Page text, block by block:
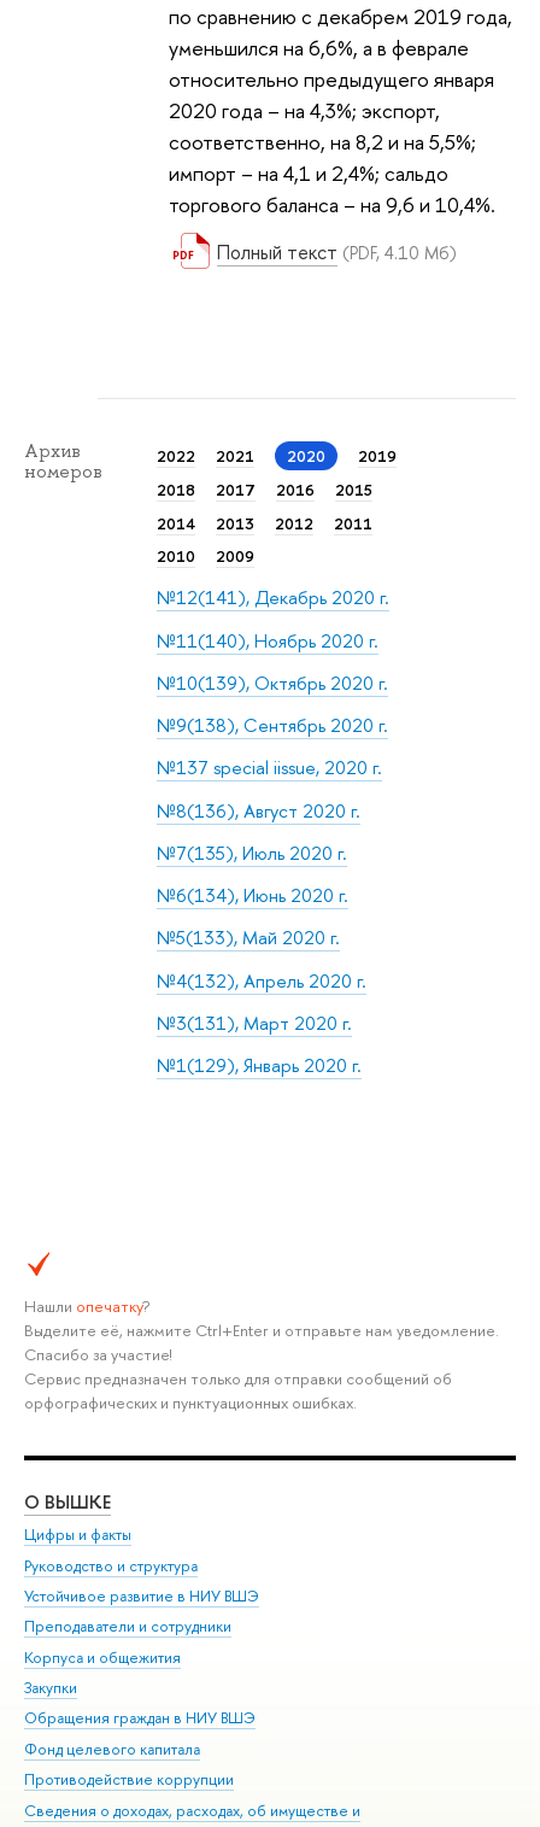
по сравнению с декабрем 2019 года,
уменьшился на 6,6%, а в феврале
относительно предыдущего января
2020 года – на 4,3%; экспорт,
соответственно, на 8,2 и на 5,5%;
импорт – на 4,1 и 2,4%; сальдо
торгового баланса – на 9,6 и 10,4%.
Полный текст (PDF, 4.10 Мб)
Архив
номеров
2022 2021 2020
2019
2018
2017 2016
2015
2014
2013 2012
2011
2010
2009
№12(141), Декабрь 2020 г.
№11(140), Ноябрь 2020 г.
№10(139), Октябрь 2020 г.
№9(138), Сентябрь 2020 г.
№137 special iissue, 2020 г.
№8(136), Август 2020 г.
№7(135), Июль 2020 г.
№6(134), Июнь 2020 г.
№5(133), Май 2020 г.
№4(132), Апрель 2020 г.
№3(131), Март 2020 г.
№1(129), Январь 2020 г.
Нашли опечатку?
Выделите её, нажмите Ctrl+Enter и отправьте нам уведомление.
Спасибо за участие!
Сервис предназначен только для отправки сообщений об
орфографических и пунктуационных ошибках.
О ВЫШКЕ
Цифры и факты
Руководство и структура
Устойчивое развитие в НИУ ВШЭ
Преподаватели и сотрудники
Корпуса и общежития
Закупки
Обращения граждан в НИУ ВШЭ
Фонд целевого капитала
Противодействие коррупции
Сведения о доходах, расходах, об имуществе и